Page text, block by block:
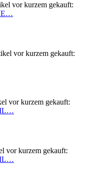
vor kurzem gekauft:
vor kurzem gekauft:
vor kurzem gekauft:
vor kurzem gekauft: